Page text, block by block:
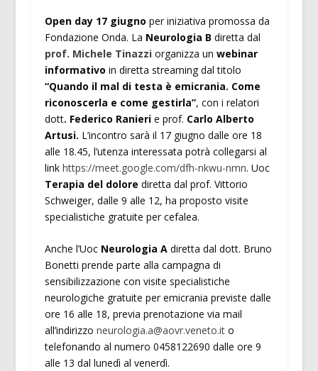
Open day 17 giugno per iniziativa promossa da
Fondazione Onda. La Neurologia B diretta dal
prof. Michele Tinazzi organizza un webinar
informativo in diretta streaming dal titolo
“Quando il mal di testa è emicrania. Come
riconoscerla e come gestirla”, con i relatori
dott. Federico Ranierie prof. Carlo Alberto
Artusi. L’incontro sarà il 17 giugno dalle ore 18
alle 18.45, l’utenza interessata potrà collegarsi al
link https://meet.google.com/dfh-nkwu-nmn. Uoc
Terapia del dolore diretta dal prof. Vittorio
Schweiger, dalle 9 alle 12, ha proposto visite
specialistiche gratuite per cefalea.
Anche l’Uoc Neurologia Adiretta dal dott. Bruno
Bonetti prende parte alla campagna di
sensibilizzazione con visite specialistiche
neurologiche gratuite per emicrania previste dalle
ore 16 alle 18, previa prenotazione via mail
all’indirizzo neurologia.a@aovr.veneto.ito
telefonando al numero 0458122690 dalle ore 9
alle 13 dal lunedì al venerdì.